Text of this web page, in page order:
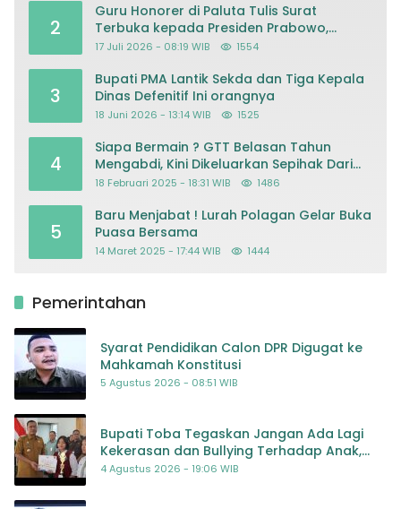
2
Guru Honorer di Paluta Tulis Surat
Terbuka kepada Presiden Prabowo,
Mohon Keadilan atas Dugaan
17 Juli 2026 - 08:19 WIB 1554
3
Bupati PMA Lantik Sekda dan Tiga Kepala
Dinas Defenitif Ini orangnya
18 Juni 2026 - 13:14 WIB 1525
4
Siapa Bermain ? GTT Belasan Tahun
Mengabdi, Kini Dikeluarkan Sepihak Dari
Dapodik
18 Februari 2025 - 18:31 WIB 1486
5
Baru Menjabat ! Lurah Polagan Gelar Buka
Puasa Bersama
14 Maret 2025 - 17:44 WIB 1444
Pemerintahan
Syarat Pendidikan Calon DPR Digugat ke
Mahkamah Konstitusi
5 Agustus 2026 - 08:51 WIB
Bupati Toba Tegaskan Jangan Ada Lagi
Kekerasan dan Bullying Terhadap Anak,
Dorong Kolaborasi Seluruh Pihak
4 Agustus 2026 - 19:06 WIB